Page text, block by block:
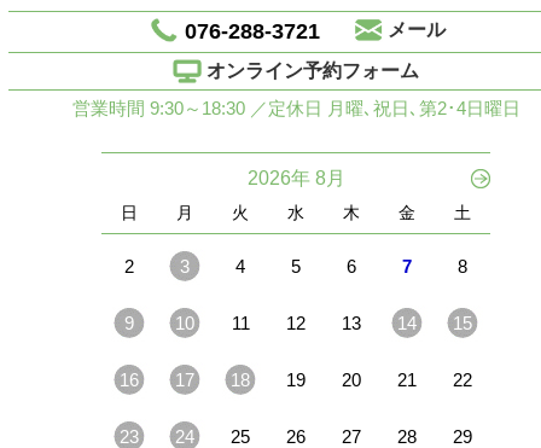
076-288-3721
メール
オンライン予約フォーム
営業時間 9:30～18:30 ／定休日 月曜､祝日､第2･4日曜日
2026年 8月
日 月 火 水 木 金 土
2 3 4 5 6 7 8
9 10 11 12 13 14 15
16 17 18 19 20 21 22
23 24 25 26 27 28 29